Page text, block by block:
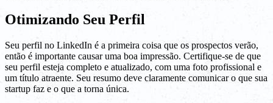
Otimizando Seu Perfil
Seu perfil no LinkedIn é a primeira coisa que os prospectos verão,
então é importante causar uma boa impressão. Certifique-se de que
seu perfil esteja completo e atualizado, com uma foto profissional e
um título atraente. Seu resumo deve claramente comunicar o que sua
startup faz e o que a torna única.